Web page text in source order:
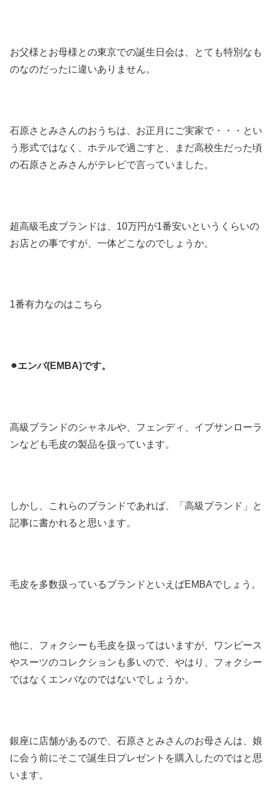
お父様とお母様との東京での誕生日会は、とても特別なも
のなのだったに違いありません。
石原さとみさんのおうちは、お正月にご実家で・・・とい
う形式ではなく、ホテルで過ごすと、まだ高校生だった頃
の石原さとみさんがテレビで言っていました。
超高級毛皮ブランドは、10万円が1番安いというくらいの
お店との事ですが、一体どこなのでしょうか。
1番有力なのはこちら
⚫︎エンバ(EMBA)です。
高級ブランドのシャネルや、フェンディ、イブサンローラ
ンなども毛皮の製品を扱っています。
しかし、これらのブランドであれば、「高級ブランド」と
記事に書かれると思います。
毛皮を多数扱っているブランドといえばEMBAでしょう。
他に、フォクシーも毛皮を扱ってはいますが、ワンピース
やスーツのコレクションも多いので、やはり、フォクシー
ではなくエンバなのではないでしょうか。
銀座に店舗があるので、石原さとみさんのお母さんは、娘
に会う前にそこで誕生日プレゼントを購入したのではと思
います。